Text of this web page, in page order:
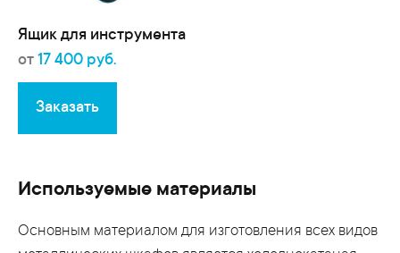
Ящик для инструмента
от 17 400 руб.
Заказать
Используемые материалы
Основным материалом для изготовления всех видов